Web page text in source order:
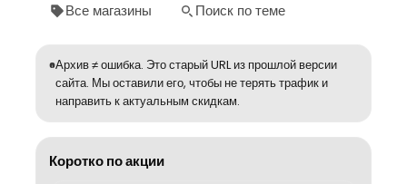
Все магазины Поиск по теме
Архив ≠ ошибка. Это старый URL из прошлой версии
сайта. Мы оставили его, чтобы не терять трафик и
направить к актуальным скидкам.
Коротко по акции